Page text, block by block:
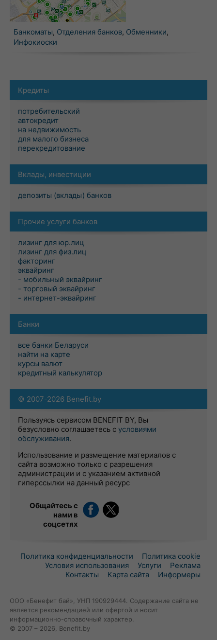
Банкоматы, Отделения банков, Обменники,
Инфокиоски
Кредиты
потребительский
автокредит
на недвижимость
для малого бизнеса
перекредитование
Вклады, инвестиции
депозиты (вклады) банков
Прочие услуги банков
лизинг для юр.лиц
лизинг для физ.лиц
факторинг
эквайринг
- мобильный эквайринг
- торговый эквайринг
- интернет-эквайринг
Банки
все банки Беларуси
найти на карте
курсы валют
кредитный калькулятор
© 2007-2026 Benefit.by
Пользуясь сервисом BENEFIT BY, Вы
безусловно соглашаетесь с условиями
обслуживания.
Использование и размещение материалов с
сайта возможно только с разрешения
администрации и с указанием активной
гиперссылки на данный ресурс
Общайтесь с
нами в
соцсетях
Политика конфиденциальности
Политика cookie
Условия использования
Услуги
Реклама
Контакты
Карта сайта Информеры
ООО «Бенефит бай», УНП 190929444. Содержание сайта не
является рекомендацией или офертой и носит
информационно-справочный характер.
© 2007 – 2026, Benefit.by